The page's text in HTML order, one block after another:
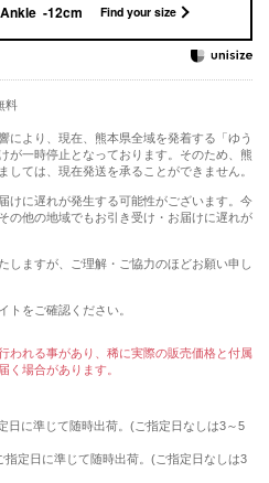
Ankle -12cm Find your size
料
により、現在、熊本県全域を発着する「ゆう
が一時停止となっております。そのため、熊
ては、現在発送を承ることができません。
けに遅れが発生する可能性がございます。今
の他の地域でもお引き受け・お届けに遅れが
しますが、ご理解・ご協力のほどお願い申し
トをご確認ください。
われる事があり、稀に実際の販売価格と付属
く場合があります。
日に準じて随時出荷。(ご指定日なしは3～5
定日に準じて随時出荷。(ご指定日なしは3